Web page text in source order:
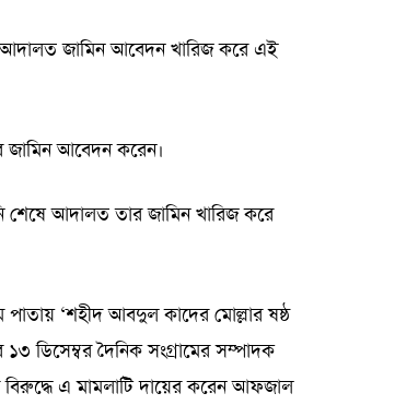
আদালত জামিন আবেদন খারিজ করে এই
আবেদন করেন।
শেষে আদালত তার জামিন খারিজ করে
পাতায় ‘শহীদ আবদুল কাদের মোল্লার ষষ্ঠ
ডিসেম্বর দৈনিক সংগ্রামের সম্পাদক
এ মামলাটি দায়ের করেন আফজাল